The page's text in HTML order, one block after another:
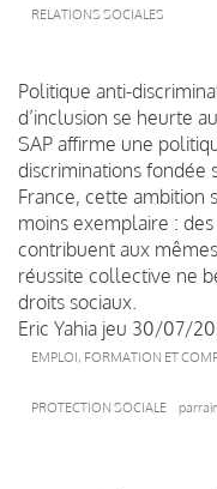
RELATIONS SOCIALES
Politique anti-
d’inclusion se heurte
SAP affirme une
discriminations fondée
France, cette ambition
moins exemplaire :
contribuent aux
réussite collective ne
droits sociaux.
Eric Yahia jeu 30/07/
EMPLOI, FORMATION ET
PROTECTION SOCIALE